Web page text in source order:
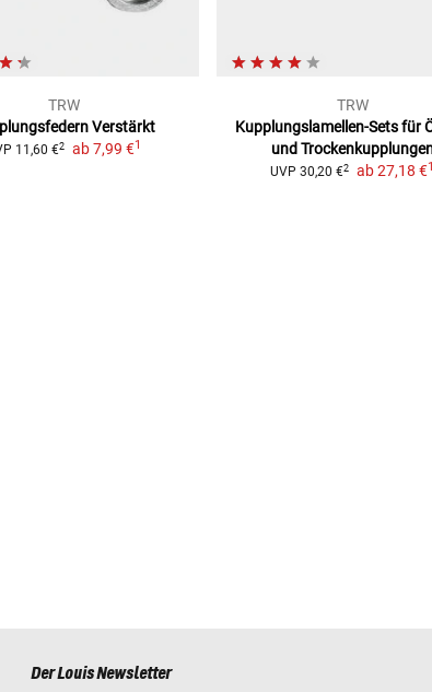
TRW
Verstärkt
11,60 €2 ab 7,99 €1
TRW
Kupplungslamellen-Setsfür
und
UVP 30,20 €2 ab 27,18 €1
Der Louis Newsletter